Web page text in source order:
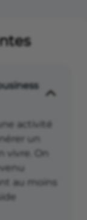
activité
un
vivre. On
au moins